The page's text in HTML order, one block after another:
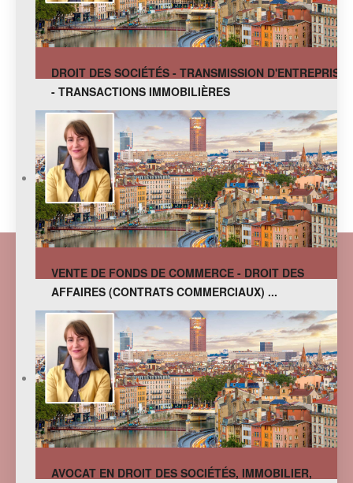
DROIT DES SOCIÉTÉS - TRANSMISSION D'ENTREPRISE
- TRANSACTIONS IMMOBILIÈRES
VENTE DE FONDS DE COMMERCE - DROIT DES
AFFAIRES (CONTRATS COMMERCIAUX) ...
AVOCAT EN DROIT DES SOCIÉTÉS, IMMOBILIER,